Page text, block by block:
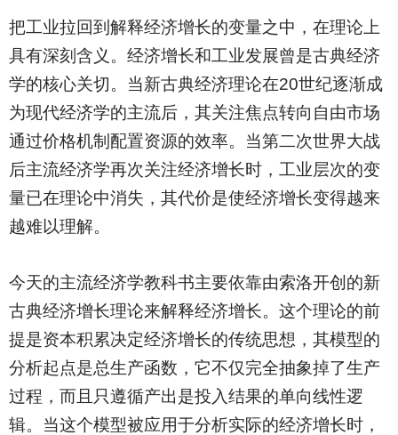
把工业拉回到解释经济增长的变量之中，在理论上
具有深刻含义。经济增长和工业发展曾是古典经济
学的核心关切。当新古典经济理论在20世纪逐渐成
为现代经济学的主流后，其关注焦点转向自由市场
通过价格机制配置资源的效率。当第二次世界大战
后主流经济学再次关注经济增长时，工业层次的变
量已在理论中消失，其代价是使经济增长变得越来
越难以理解。
今天的主流经济学教科书主要依靠由索洛开创的新
古典经济增长理论来解释经济增长。这个理论的前
提是资本积累决定经济增长的传统思想，其模型的
分析起点是总生产函数，它不仅完全抽象掉了生产
过程，而且只遵循产出是投入结果的单向线性逻
辑。当这个模型被应用于分析实际的经济增长时，